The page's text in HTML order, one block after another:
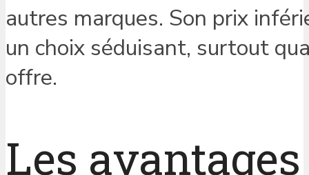
autres marques. Son prix
un choix séduisant, surtout
offre.
Les